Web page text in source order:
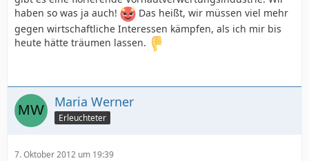
haben so was ja auch!
Das heißt, wir müssen viel mehr
gegen wirtschaftliche Interessen kämpfen, als ich mir bis
heute hätte träumen lassen.
Maria Werner
Erleuchteter
7. Oktober 2012 um 19:39